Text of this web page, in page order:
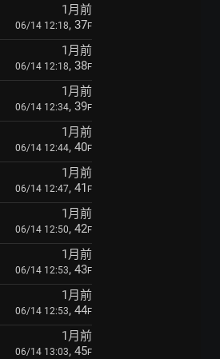
1月前
06/14 12:18, 37F
1月前
06/14 12:18, 38F
1月前
06/14 12:34, 39F
1月前
06/14 12:44, 40F
1月前
06/14 12:47, 41 F
1月前
06/14 12:50, 42F
1月前
06/14 12:53, 43F
1月前
06/14 12:53, 44F
1月前
06/14 13:03, 45F